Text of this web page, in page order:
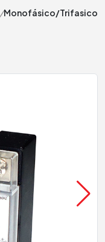
/Monofásico/Trifasico